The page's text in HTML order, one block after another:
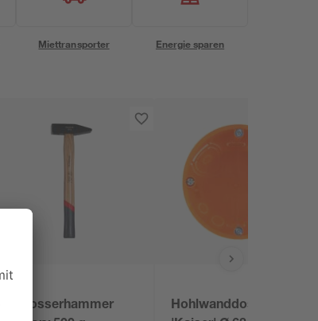
Miettransporter Energie sparen
Schlosserhammer
Hohlwanddose